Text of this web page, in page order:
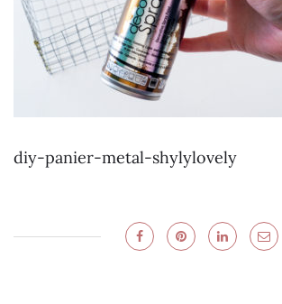
diy-panier-metal-shylylovely